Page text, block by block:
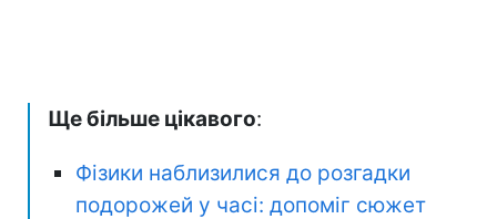
Ще більше цікавого:
Фізики наблизилися до розгадки
подорожей у часі: допоміг сюжет